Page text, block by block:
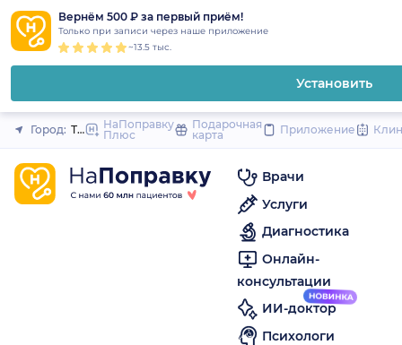
Вернём 500 ₽ за первый приём!
Только при записи через наше приложение
~13.5 тыс.
Установить
Закрыть
Город: ТамбовНаПоправку
Плюс
Подарочная
карта
Приложение
Врачи
Услуги
Диагностика
Онлайн-
консультации
ИИ-доктор
Психологи